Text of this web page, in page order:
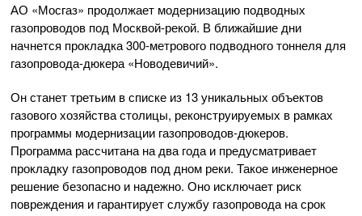
АО «Мосгаз» продолжает модернизацию подводных
газопроводов под Москвой-рекой. В ближайшие дни
начнется прокладка 300-метрового подводного тоннеля для
газопровода-дюкера «Новодевичий».
Он станет третьим в списке из 13 уникальных объектов
газового хозяйства столицы, реконструируемых в рамках
программы модернизации газопроводов-дюкеров.
Программа рассчитана на два года и предусматривает
прокладку газопроводов под дном реки. Такое инженерное
решение безопасно и надежно. Оно исключает риск
повреждения и гарантирует службу газопровода на срок